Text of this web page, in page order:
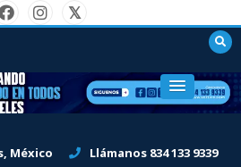
en todos sus niveles."
México
Llámanos 834 133 9339